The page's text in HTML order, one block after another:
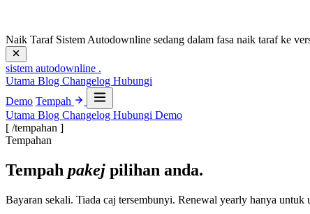
Naik Taraf Sistem Autodownline sedang dalam fasa naik taraf ke
sistem autodownline .
Utama Blog Changelog Hubungi
Demo Tempah
Utama Blog Changelog Hubungi Demo
[ /tempahan ]
Tempahan
Tempah pakej pilihan anda.
Bayaran sekali. Tiada caj tersembunyi. Renewal yearly hanya untuk